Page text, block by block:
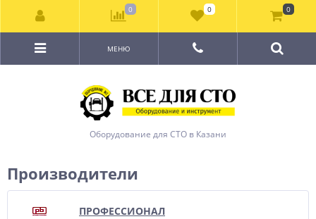
Оборудование для СТО в Казани
МЕНЮ
Производители
ПРОФЕССИОНАЛ
0 0 0